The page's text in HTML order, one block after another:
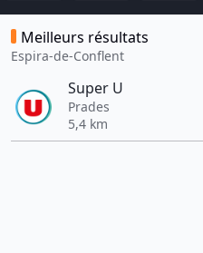
Meilleurs résultats
Espira-de-Conflent
Super U
Prades
5,4 km